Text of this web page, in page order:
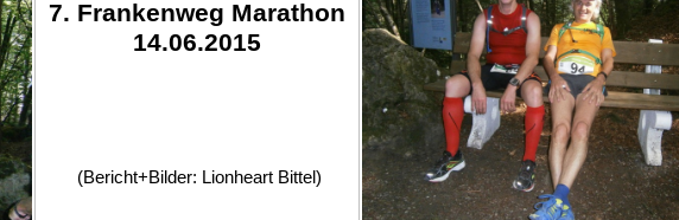
7. Frankenweg Marathon
14.06.2015
(Bericht+Bilder: Lionheart Bittel)